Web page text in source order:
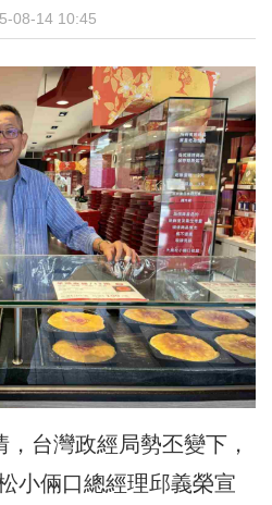
08-14 10:45
台灣政經局勢丕變下，
小倆口總經理邱義榮宣